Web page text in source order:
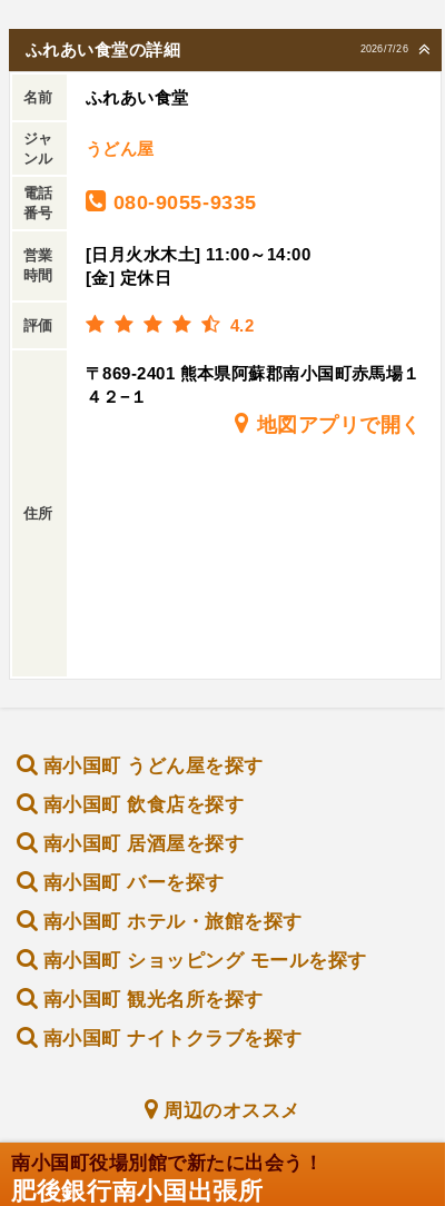
2026/7/26
ふれあい食堂の詳細
名前 ふれあい食堂
ジャ
ンル
うどん屋
電話
番号
080-9055-9335
営業
時間
[日月火水木土] 11:00～14:00
[金] 定休日
評価 4.2
住所
〒869-2401 熊本県阿蘇郡南小国町赤馬場１
４２−１
地図アプリで開く
南小国町 うどん屋を探す
南小国町 飲食店を探す
南小国町 居酒屋を探す
南小国町 バーを探す
南小国町 ホテル・旅館を探す
南小国町 ショッピング モールを探す
南小国町 観光名所を探す
南小国町 ナイトクラブを探す
周辺のオススメ
南小国町役場別館で新たに出会う！
肥後銀行南小国出張所